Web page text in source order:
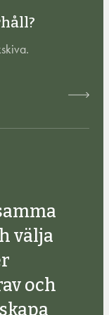
välja
och